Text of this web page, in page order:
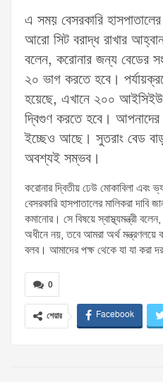
এ সময় বেসরকারি
আরো সিট বরাদ্ধ রাখার আহ্বান
বলেন, করোনার জন্য বেডের
২০ ভাগ করতে হবে।
হয়েছে, এখানে ২০০
দ্বিগুণ করতে হবে।
ইচ্ছেও আছে। সুতরাং বেড
অবশ্যই সম্ভব।
করোনার দ্বিতীয় ঢেউ মোকাবিলা এবং
বেসরকারি হাসপাতালের মালিকরা দাবি
কমানোর। সে বিষয়ে স্বাস্থ্যমন্ত্রী
অধীনে নয়, তবে আমরা অর্থ মন্ত্রণলয়ে
বলব। আমাদের পক্ষ থেকে যা যা করা
0
শেয়ার Facebook